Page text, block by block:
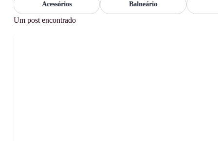
Acessórios Balneário
Um post encontrado